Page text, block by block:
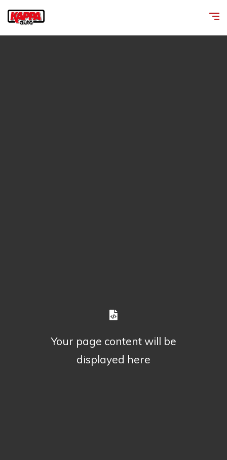
Your page content will be
displayed here